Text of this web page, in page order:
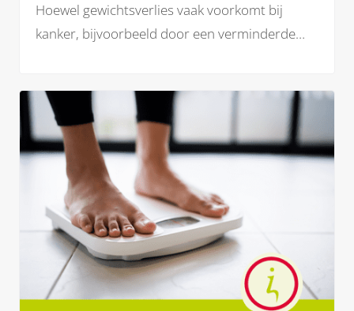
Hoewel gewichtsverlies vaak voorkomt bij
kanker, bijvoorbeeld door een verminderde
medicatie – juist leiden tot gewichtstoename.